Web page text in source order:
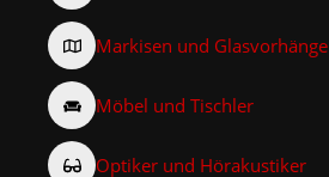
Markisen und Glasvorhänge
Möbel und Tischler
Optiker und Hörakustiker